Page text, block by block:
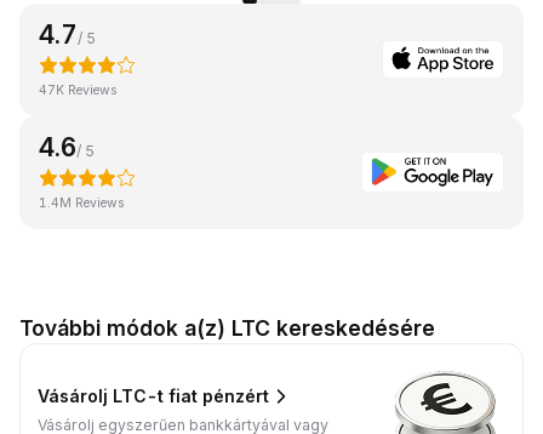
4.7 / 5
47K Reviews
4.6/ 5
1.4M Reviews
További módok a(z) LTC kereskedésére
Vásárolj LTC-t fiat pénzért
Vásárolj egyszerűen bankkártyával vagy